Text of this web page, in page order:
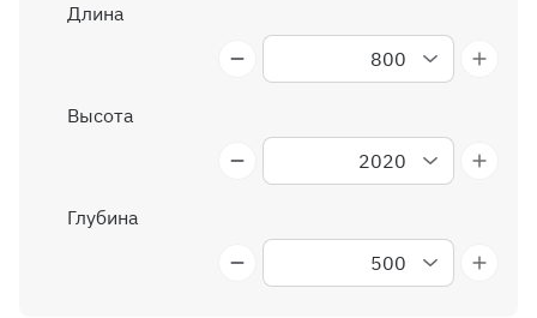
Длина
800
850
900
950
1000
1050
1100
Высота
2020
2070
2120
2170
2220
Глубина
500
550
600
650
700